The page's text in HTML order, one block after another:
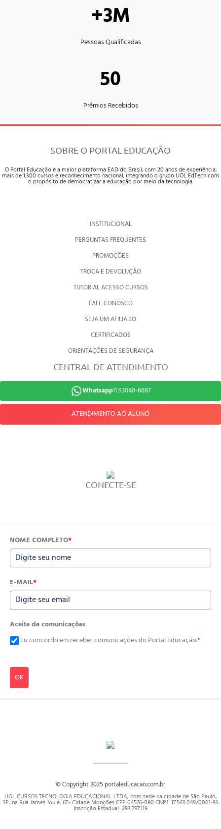
+3M
Pessoas Qualificadas
50
Prêmios Recebidos
SOBRE O PORTAL EDUCAÇÃO
O Portal Educação é a maior plataforma EAD do Brasil, com 20 anos de experiência,
mais de 1.300 cursos e reconhecimento nacional, integrando o grupo UOL EdTech com
o propósito de democratizar a educação por meio da tecnologia.
INSTITUCIONAL
PERGUNTAS FREQUENTES
PROMOÇÕES
TROCA E DEVOLUÇÃO
TUTORIAL ACESSO CURSOS
FALE CONOSCO
SEJA UM AFILIADO
CERTIFICADOS
ORIENTAÇÕES DE SEGURANÇA
CENTRAL DE ATENDIMENTO
Whatsapp11 93040-6687
ATENDIMENTO AO ALUNO
CONECTE-SE
NOME COMPLETO*
E-MAIL*
Aceite de comunicações
Eu concordo em receber comunicações do Portal Educação.*
OK
© Copyright 2025 portaleducacao.com.br
UOL CURSOS TECNOLOGIA EDUCACIONAL LTDA, com sede na cidade de São Paulo,
SP, na Rua James Joule, 65- Cidade Monções CEP 04576-080 CNPJ: 17.543.049/0001-93
Inscrição Estadual: 283.797.118